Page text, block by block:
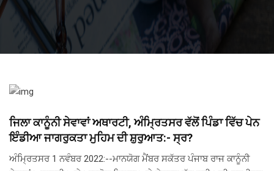
ਜਿਲਾ ਕਾਨੂੰਨੀ ਸੇਵਾਵਾਂ ਅਥਾਰਟੀ, ਅੰਮ੍ਰਿਤਸਰ ਵੱਲੋਂ ਪਿੰਡਾ ਵਿੱਚ ਪੇਨ
ਇੰਡੀਆ ਜਾਗਰੁਕਤਾ ਮੁਹਿਮ ਦੀ ਸ਼ੁਰੁਆਤ:- ਸ੍ਰ?
ਅੰਮ੍ਰਿਤਸਰ 1 ਨਵੰਬਰ 2022:--ਮਾਨਯੋਗ ਮੈਂਬਰ ਸਕੱਤਰ ਪੰਜਾਬ ਰਾਜ ਕਾਨੂੰਨੀ